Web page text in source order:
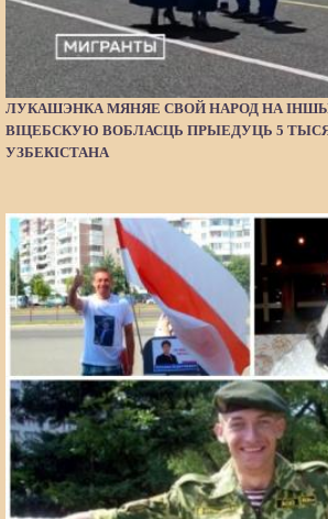
ЛУКАШЭНКА МЯНЯЕ СВОЙ НАРОД НА
ВІЦЕБСКУЮ ВОБЛАСЦЬ ПРЫЕДУЦЬ 5
УЗБЕКІСТАНА